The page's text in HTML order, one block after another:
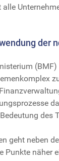
der
geht neben
Punkte näher